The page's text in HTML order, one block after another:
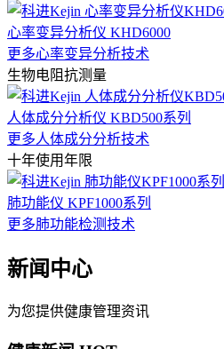
心率变异分析仪 KHD6000
更多心率变异分析技术
生物电阻抗测量
人体成分分析仪 KBD500系列
更多人体成分分析技术
十年使用年限
肺功能仪 KPF1000系列
更多肺功能检测技术
新闻中心
为您提供健康管理资讯